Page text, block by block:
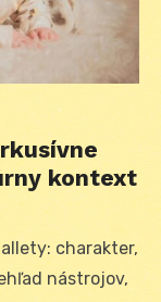
kontext
charakter,
nástrojov,